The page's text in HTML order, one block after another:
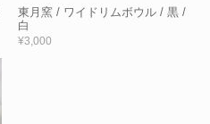
東月窯 / ワイドリムボウル / 黒 /
白
¥3,000